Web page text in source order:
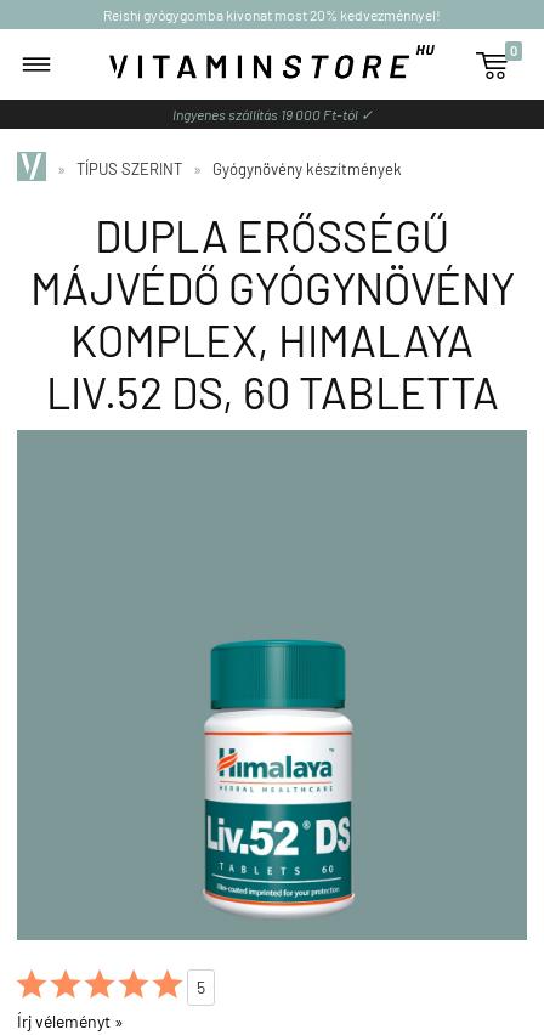
Reishi gyógygomba kivonat most 20% kedvezménnyel!

0
Ingyenes szállítás 19 000 Ft-tól ✓
» TÍPUS SZERINT » Gyógynövény készítmények
DUPLA ERŐSSÉGŰ
MÁJVÉDŐ GYÓGYNÖVÉNY
KOMPLEX, HIMALAYA
LIV.52 DS, 60 TABLETTA

5
Írj véleményt »